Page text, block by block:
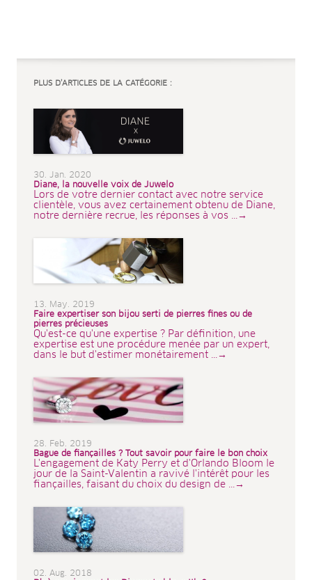
PLUS D’ARTICLES DE LA CATÉGORIE :
30. Jan. 2020
Diane, la nouvelle voix de Juwelo
Lors de votre dernier contact avec notre service
clientèle, vous avez certainement obtenu de Diane,
notre dernière recrue, les réponses à vos ...→
13. May. 2019
Faire expertiser son bijou serti de pierres fines ou de
pierres précieuses
Qu'est-ce qu'une expertise ? Par définition, une
expertise est une procédure menée par un expert,
dans le but d'estimer monétairement ...→
28. Feb. 2019
Bague de fiançailles ? Tout savoir pour faire le bon choix
L'engagement de Katy Perry et d'Orlando Bloom le
jour de la Saint-Valentin a ravivé l'intérêt pour les
fiançailles, faisant du choix du design de ...→
02. Aug. 2018